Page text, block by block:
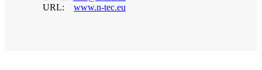
URL: www.n-tec.eu